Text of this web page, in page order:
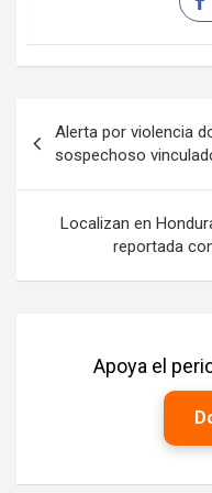
de
entradas
Alerta por violencia
sospechoso
Localizan en
reportada
Apoya el